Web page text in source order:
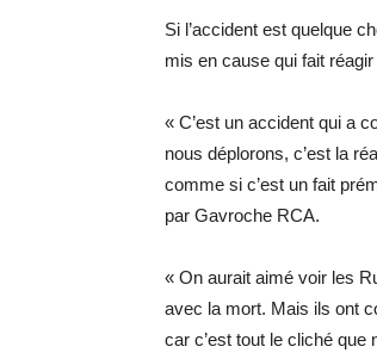
Si l’accident est quelque
mis en cause qui fait
« C’est un accident qui a
nous déplorons, c’est la
comme si c’est un fait
par Gavroche RCA.
« On aurait aimé voir les
avec la mort. Mais ils ont
car c’est tout le cliché que